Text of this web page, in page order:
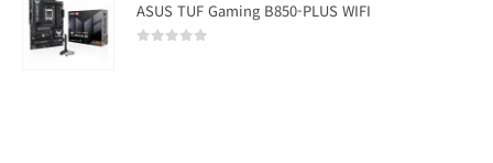
ASUS TUF Gaming B850-PLUS WIFI